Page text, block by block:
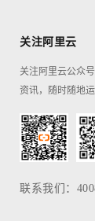
关注阿里云
关注阿里云公众
资讯，随时随地
联系我们：